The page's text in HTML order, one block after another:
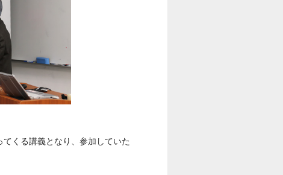
くる講義となり、参加していた